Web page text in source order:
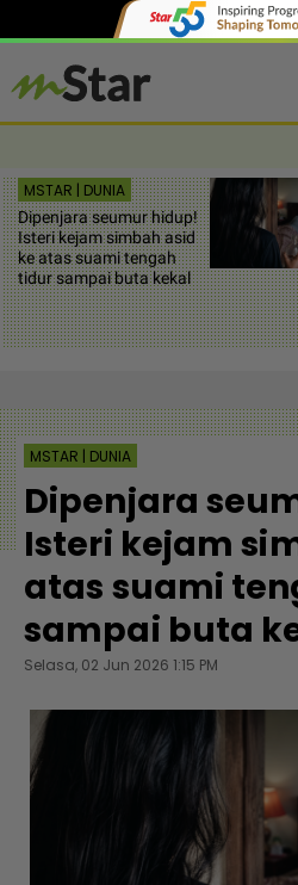
MSTAR | DUNIA
Dipenjara seumur hidup!
Isteri kejam simbah asid
ke atas suami tengah
tidur sampai buta kekal
MSTAR | DUNIA
Dipenjara
Isteri kejam
atas suami
sampai buta
Selasa, 02 Jun 2026 1:15 PM